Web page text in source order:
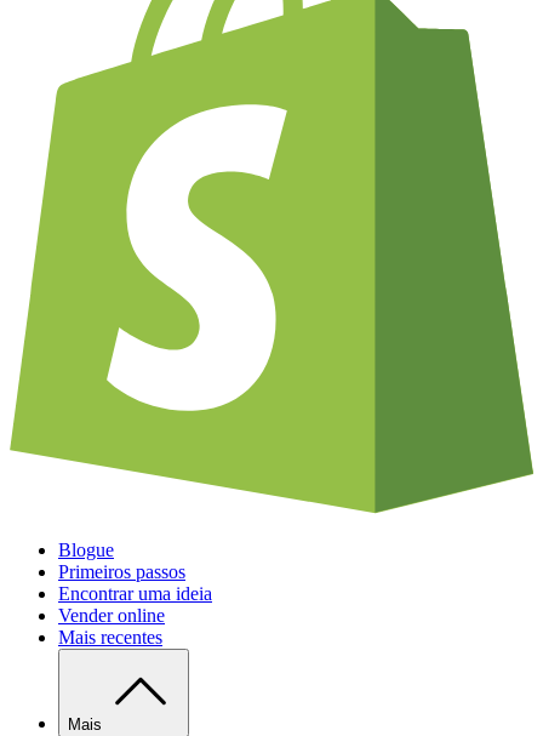
Blogue
Primeiros passos
Encontrar uma ideia
Vender online
Mais recentes
Mais